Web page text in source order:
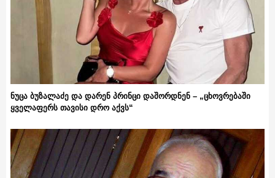
ნუცა ბუზალაძე და დარენ პრინცი დაშორდნენ – „ცხოვრებაში
ყველაფერს თავისი დრო აქვს“